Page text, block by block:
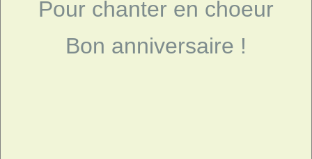
Pour chanter en choeur
Bon anniversaire !